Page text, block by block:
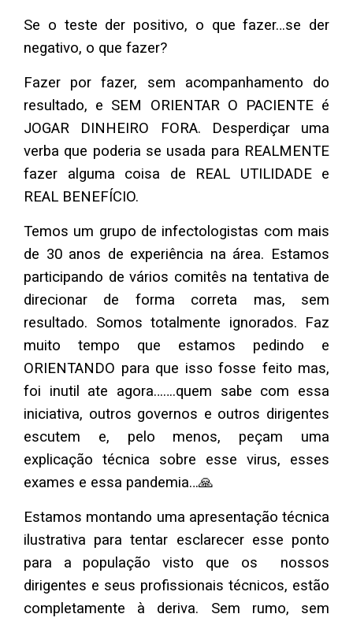
Se o teste der positivo, o que fazer…se der
negativo, o que fazer?
Fazer por fazer, sem acompanhamento do
resultado, e SEM ORIENTAR O PACIENTE é
JOGAR DINHEIRO FORA. Desperdiçar uma
verba que poderia se usada para REALMENTE
fazer alguma coisa de REAL UTILIDADE e
REAL BENEFÍCIO.
Temos um grupo de infectologistas com mais
de 30 anos de experiência na área. Estamos
participando de vários comitês na tentativa de
direcionar de forma correta mas, sem
resultado. Somos totalmente ignorados. Faz
muito tempo que estamos pedindo e
ORIENTANDO para que isso fosse feito mas,
foi inutil ate agora…….quem sabe com essa
iniciativa, outros governos e outros dirigentes
escutem e, pelo menos, peçam uma
explicação técnica sobre esse virus, esses
exames e essa pandemia…🙏
Estamos montando uma apresentação técnica
ilustrativa para tentar esclarecer esse ponto
para a população visto que os nossos
dirigentes e seus profissionais técnicos, estão
completamente à deriva. Sem rumo, sem